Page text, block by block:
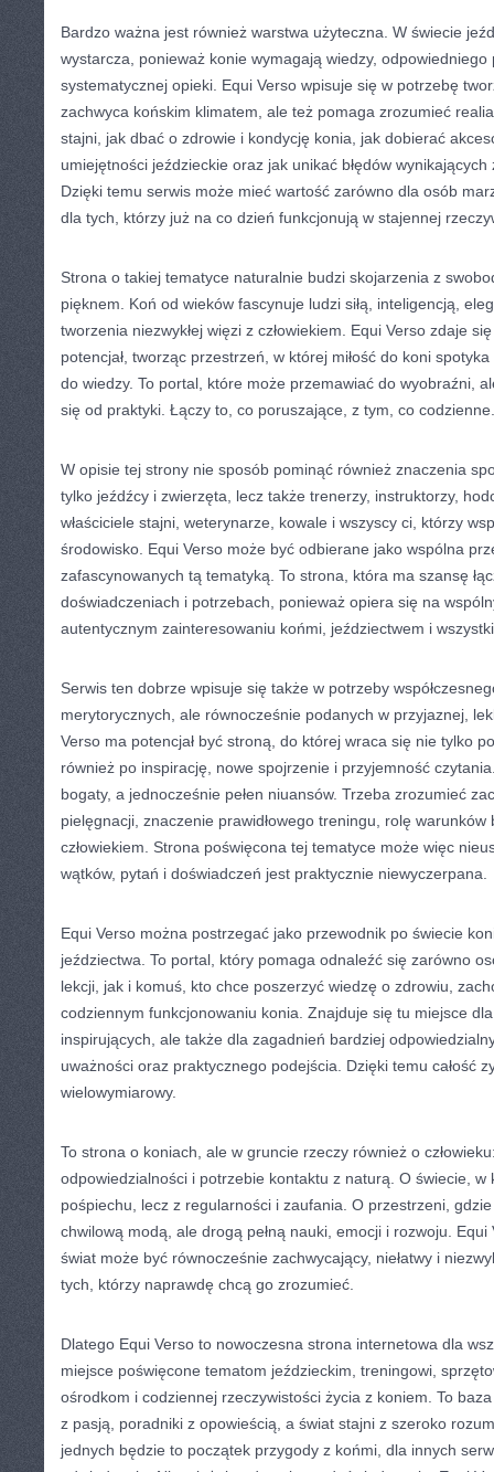
Bardzo ważna jest również warstwa użyteczna. W świecie
wystarcza, ponieważ konie wymagają wiedzy,
systematycznej opieki. Equi Verso wpisuje się w potrzebę
zachwyca końskim klimatem, ale też pomaga zrozumieć
stajni, jak dbać o zdrowie i kondycję konia, jak dobierać
umiejętności jeździeckie oraz jak unikać błędów
Dzięki temu serwis może mieć wartość zarówno dla osób
dla tych, którzy już na co dzień funkcjonują w stajennej
Strona o takiej tematyce naturalnie budzi skojarzenia z
pięknem. Koń od wieków fascynuje ludzi siłą, inteligencją,
tworzenia niezwykłej więzi z człowiekiem. Equi Verso zdaje
potencjał, tworząc przestrzeń, w której miłość do koni
do wiedzy. To portal, które może przemawiać do wyobraźni,
się od praktyki. Łączy to, co poruszające, z tym, co codzienne.
W opisie tej strony nie sposób pominąć również znaczenia
tylko jeźdźcy i zwierzęta, lecz także trenerzy, instruktorzy,
właściciele stajni, weterynarze, kowale i wszyscy ci, którzy
środowisko. Equi Verso może być odbierane jako wspólna
zafascynowanych tą tematyką. To strona, która ma szansę
doświadczeniach i potrzebach, ponieważ opiera się na
autentycznym zainteresowaniu końmi, jeździectwem i
Serwis ten dobrze wpisuje się także w potrzeby
merytorycznych, ale równocześnie podanych w przyjaznej,
Verso ma potencjał być stroną, do której wraca się nie tylko
również po inspirację, nowe spojrzenie i przyjemność
bogaty, a jednocześnie pełen niuansów. Trzeba zrozumieć
pielęgnacji, znaczenie prawidłowego treningu, rolę warunków
człowiekiem. Strona poświęcona tej tematyce może więc
wątków, pytań i doświadczeń jest praktycznie niewyczerpana.
Equi Verso można postrzegać jako przewodnik po świecie
jeździectwa. To portal, który pomaga odnaleźć się zarówno
lekcji, jak i komuś, kto chce poszerzyć wiedzę o zdrowiu,
codziennym funkcjonowaniu konia. Znajduje się tu miejsce
inspirujących, ale także dla zagadnień bardziej
uważności oraz praktycznego podejścia. Dzięki temu całość
wielowymiarowy.
To strona o koniach, ale w gruncie rzeczy również o
odpowiedzialności i potrzebie kontaktu z naturą. O świecie, w
pośpiechu, lecz z regularności i zaufania. O przestrzeni,
chwilową modą, ale drogą pełną nauki, emocji i rozwoju.
świat może być równocześnie zachwycający, niełatwy i
tych, którzy naprawdę chcą go zrozumieć.
Dlatego Equi Verso to nowoczesna strona internetowa dla
miejsce poświęcone tematom jeździeckim, treningowi,
ośrodkom i codziennej rzeczywistości życia z koniem. To
z pasją, poradniki z opowieścią, a świat stajni z szeroko
jednych będzie to początek przygody z końmi, dla innych